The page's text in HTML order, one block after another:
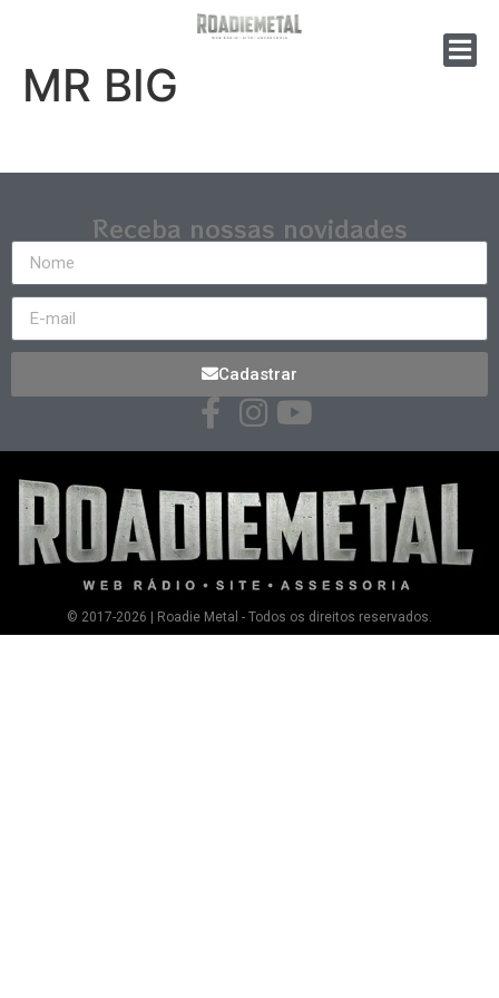
MR BIG
Receba nossas novidades
Cadastrar
© 2017-2026 | Roadie Metal - Todos os direitos reservados.